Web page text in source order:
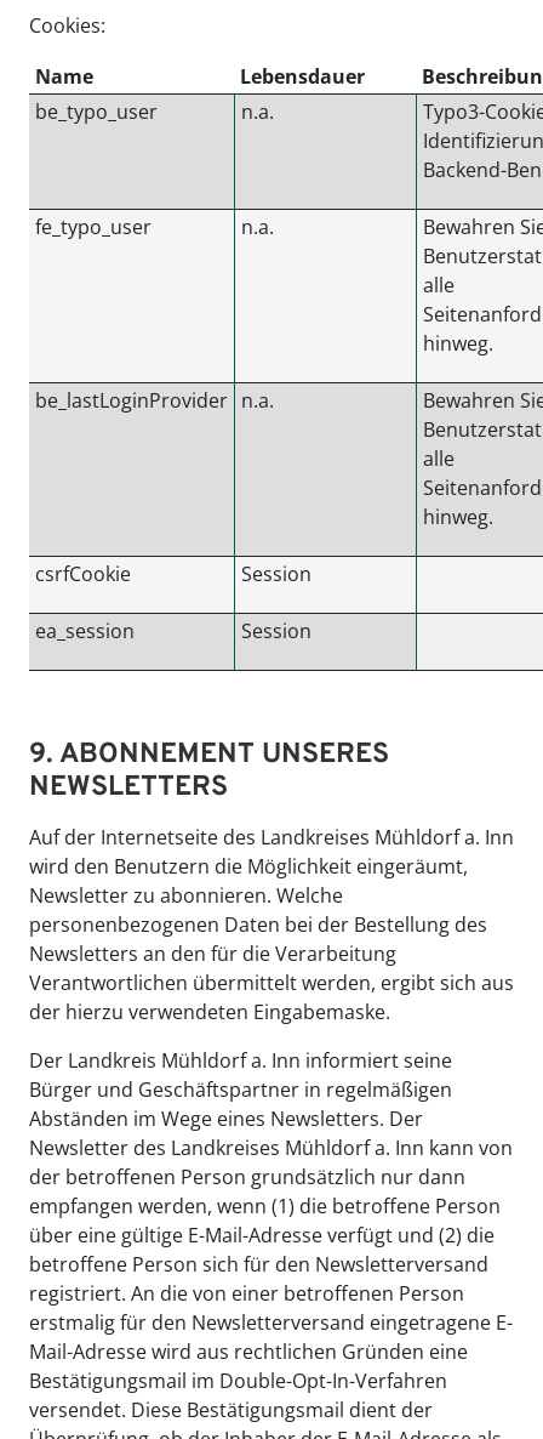
Cookies:
Name
Lebensdauer
be_typo_user
n.a.
Typo3-
Backend-
fe_typo_user n.a.
Bewahren
alle
hinweg.
be_lastLoginProvider n.a.
Bewahren
alle
hinweg.
csrfCookie Session
ea_session Session
9. ABONNEMENT UNSERES
NEWSLETTERS
Auf der Internetseite des Landkreises Mühldorf a. Inn
wird den Benutzern die Möglichkeit eingeräumt,
Newsletter zu abonnieren. Welche
personenbezogenen Daten bei der Bestellung des
Newsletters an den für die Verarbeitung
Verantwortlichen übermittelt werden, ergibt sich aus
der hierzu verwendeten Eingabemaske.
Der Landkreis Mühldorf a. Inn informiert seine
Bürger und Geschäftspartner in regelmäßigen
Abständen im Wege eines Newsletters. Der
Newsletter des Landkreises Mühldorf a. Inn kann von
der betroffenen Person grundsätzlich nur dann
empfangen werden, wenn (1) die betroffene Person
über eine gültige E-Mail-Adresse verfügt und (2) die
betroffene Person sich für den Newsletterversand
registriert. An die von einer betroffenen Person
erstmalig für den Newsletterversand eingetragene E-
Mail-Adresse wird aus rechtlichen Gründen eine
Bestätigungsmail im Double-Opt-In-Verfahren
versendet. Diese Bestätigungsmail dient der